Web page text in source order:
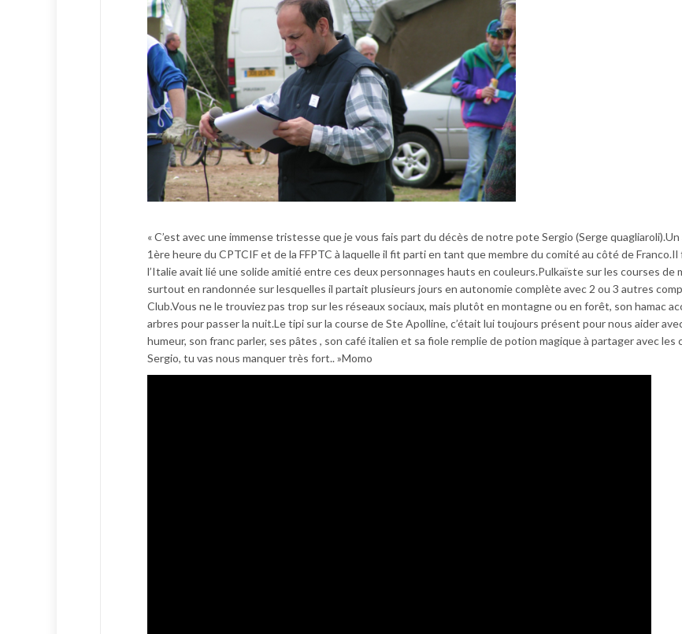
« C’est avec une immense tristesse que je vous fais part du décès de notre pote Sergio (Serge quagliaroli).Un
1ère heure du CPTCIF et de la FFPTC à laquelle il fit parti en tant que membre du comité au côté de
l’Italie avait lié une solide amitié entre ces deux personnages hauts en couleurs.Pulkaïste sur les courses de
surtout en randonnée sur lesquelles il partait plusieurs jours en autonomie complète avec 2 ou 3 autres
Club.Vous ne le trouviez pas trop sur les réseaux sociaux, mais plutôt en montagne ou en forêt, son hamac
arbres pour passer la nuit.Le tipi sur la course de Ste Apolline, c’était lui toujours présent pour nous aider
humeur, son franc parler, ses pâtes , son café italien et sa fiole remplie de potion magique à partager avec les
Sergio, tu vas nous manquer très fort.. »Momo